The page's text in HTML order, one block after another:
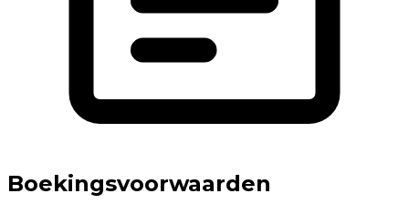
Boekingsvoorwaarden